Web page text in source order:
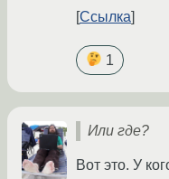
Ссылка
1
Или где?
Вот это. У